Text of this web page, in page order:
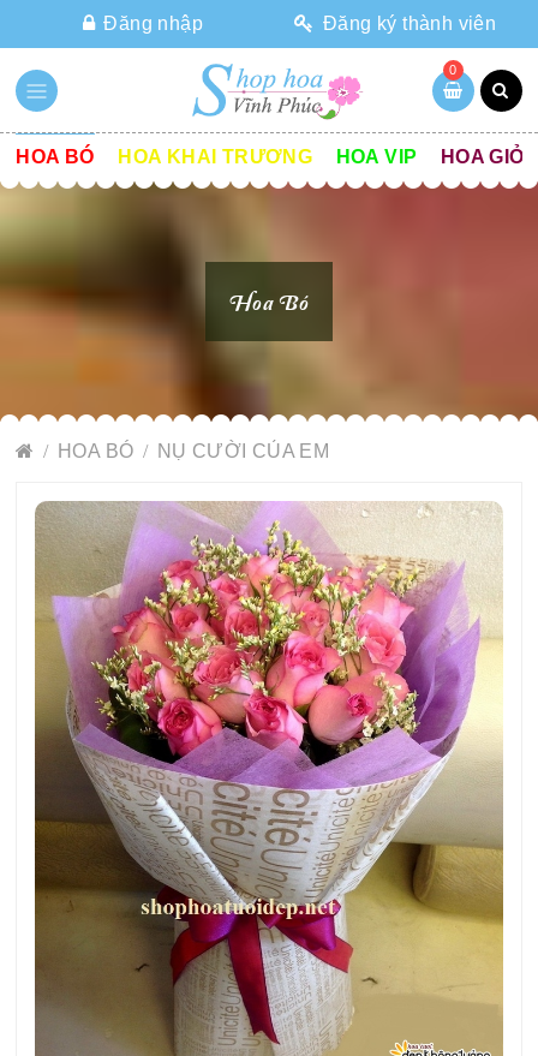
Đăng nhập Đăng ký thành viên
0
HOA BÓ HOA KHAI TRƯƠNG HOA VIP HOA GIỎ
Hoa Bó
HOA BÓ NỤ CƯỜI CỦA EM